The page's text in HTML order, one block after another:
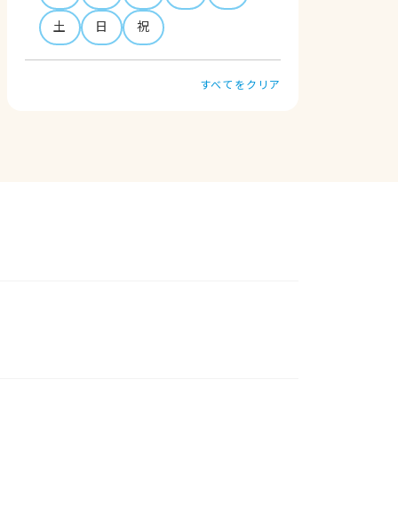
土
日 祝
すべてをクリア